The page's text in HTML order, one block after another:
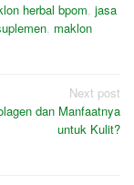
herbal bpom, jasa
, maklon
Next post
dan Manfaatnya
untuk Kulit?